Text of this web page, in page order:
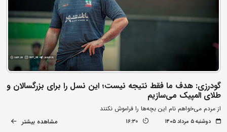
گودرزی: هدف ما فقط نتیجه نیست؛ این نسل را برای بزرگسالان و
طلای المپیک می‌سازیم
از مردم می‌خواهم نام این بچه‌ها را فراموش نکنند
دوشنبه ۵ مرداد ۱۴۰۵ 16:30 مشاهده بیشتر